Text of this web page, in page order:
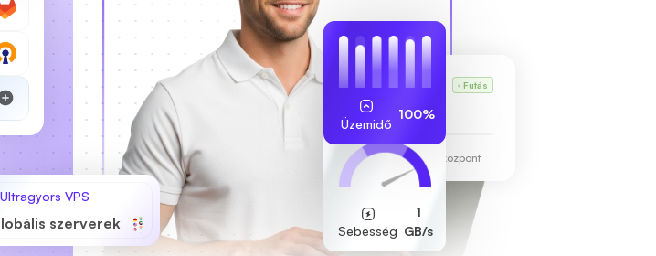
Karl VPS-e Futás
255.189.85.19
Frankfurti adatközpont
Sebesség
1
GB/s
Üzemidő
100%
Ultragyors VPS
szerverek